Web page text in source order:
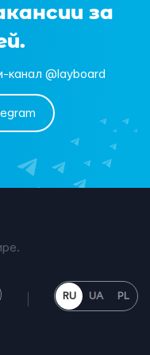
за
канал @layboard
RU UA PL